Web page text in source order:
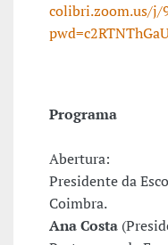
colibri.zoom.us/j/
Programa
Abertura:
Presidente da
Coimbra.
Ana Costa